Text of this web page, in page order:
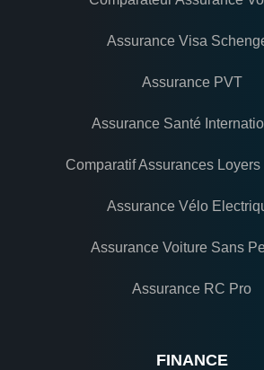
Assurance Visa
Assurance PVT
Assurance Santé
Comparatif Assurances Loyers
Assurance Vélo
Assurance Voiture Sans
Assurance RC Pro
FINANCE